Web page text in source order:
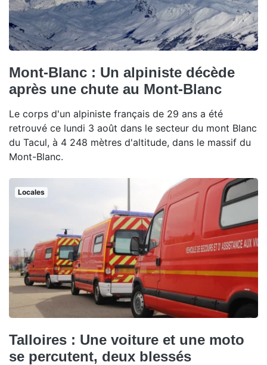
Mont-Blanc : Un alpiniste décède
après une chute au Mont-Blanc
Le corps d'un alpiniste français de 29 ans a été
retrouvé ce lundi 3 août dans le secteur du mont Blanc
du Tacul, à 4 248 mètres d'altitude, dans le massif du
Mont-Blanc.
Locales
Talloires : Une voiture et une moto
se percutent, deux blessés